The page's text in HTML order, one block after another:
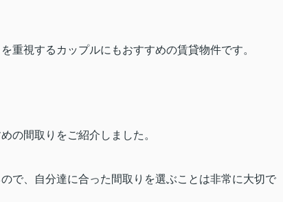
重視するカップルにもおすすめの賃貸物件です。
の間取りをご紹介しました。
で、自分達に合った間取りを選ぶことは非常に大切で